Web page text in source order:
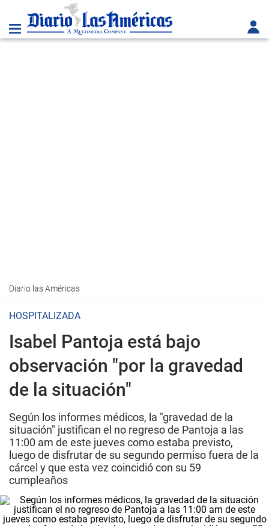
Diario las Américas
HOSPITALIZADA
Isabel Pantoja está bajo
observación "por la gravedad
de la situación"
Según los informes médicos, la "gravedad de la
situación" justifican el no regreso de Pantoja a las
11:00 am de este jueves como estaba previsto,
luego de disfrutar de su segundo permiso fuera de la
cárcel y que esta vez coincidió con su 59
cumpleaños